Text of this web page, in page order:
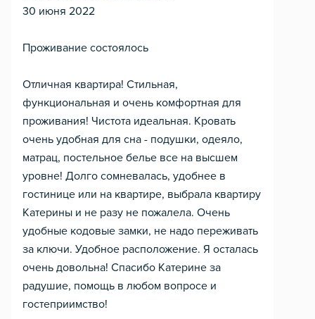
30 июня 2022
Проживание состоялось
Отличная квартира! Стильная,
функциональная и очень комфортная для
проживания! Чистота идеальная. Кровать
очень удобная для сна - подушки, одеяло,
матрац, постельное белье все на высшем
уровне! Долго сомневалась, удобнее в
гостинице или на квартире, выбрала квартиру
Катерины и не разу не пожалела. Очень
удобные кодовые замки, не надо переживать
за ключи. Удобное расположение. Я осталась
очень довольна! Спасибо Катерине за
радушие, помощь в любом вопросе и
гостеприимство!